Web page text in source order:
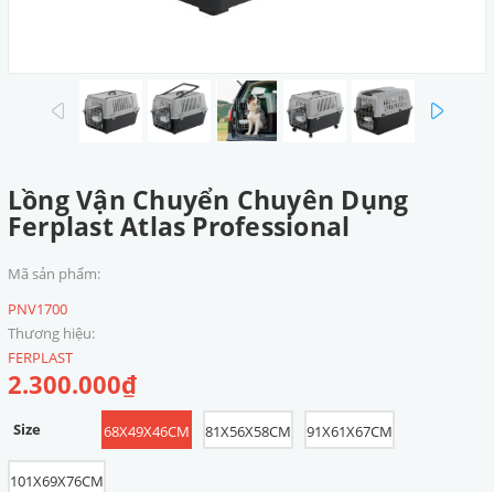
prev
Lồng Vận Chuyển Chuyên Dụng
Ferplast Atlas Professional
Mã sản phẩm:
PNV1700
Thương hiệu:
FERPLAST
2.300.000₫
Size 68X49X46CM 81X56X58CM 91X61X67CM
101X69X76CM